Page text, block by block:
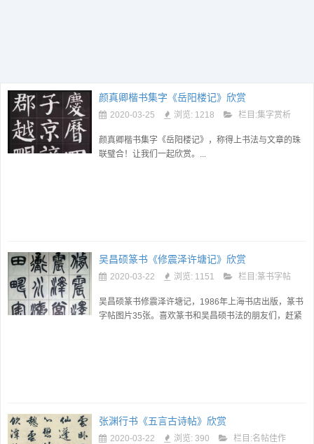
颜真卿楷书集字《岳阳楼记》欣赏
2020-03-25 浏览: 1218 栏目:集字赏析
颜真卿楷书集字《岳阳楼记》，称得上书法与文章的珠
联璧合！让我们一起欣赏。...
吴昌硕篆书《修震泽许塘记》欣赏
2020-03-22 浏览: 1151 栏目:篆书字帖
吴昌硕篆书修震泽许塘记，1986年上海书店出版，篆书
字帖图片35张。喜欢篆书和吴昌硕书法的朋友们，赶紧
张渊行书《五言古诗帖》欣赏
2020-03-22 浏览: 390 栏目:名帖佳作